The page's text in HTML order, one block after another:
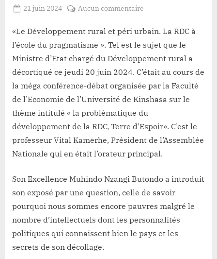
Posted
21 juin 2024
Lacloche
Aucun commentaire
Muhindo
Nzangi
la
possibilité
de
désenclaver
sur
145
du
grâce
voies
maritimes
de
desserte
«Le Développement rural et péri urbain. La RDC à
l’école du pragmatisme ». Tel est le sujet que le
Ministre d’Etat chargé du Développement rural a
décortiqué ce jeudi 20 juin 2024. C’était au cours de
la méga conférence-débat organisée par la Faculté
de l’Economie de l’Université de Kinshasa sur le
thème intitulé « la problématique du
développement de la RDC, Terre d’Espoir». C’est le
professeur Vital Kamerhe, Président de l’Assemblée
Nationale qui en était l’orateur principal.
Son Excellence Muhindo Nzangi Butondo a introduit
son exposé par une question, celle de savoir
pourquoi nous sommes encore pauvres malgré le
nombre d’intellectuels dont les personnalités
politiques qui connaissent bien le pays et les
secrets de son décollage.